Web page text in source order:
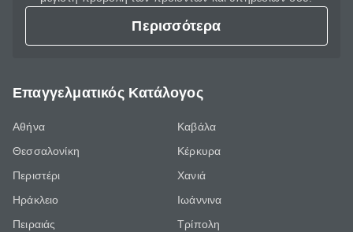
Περισσότερα
Επαγγελματικός Κατάλογος
Αθήνα
Θεσσαλονίκη
Περιστέρι
Ηράκλειο
Πειραιάς
Καβάλα
Κέρκυρα
Χανιά
Ιωάννινα
Τρίπολη